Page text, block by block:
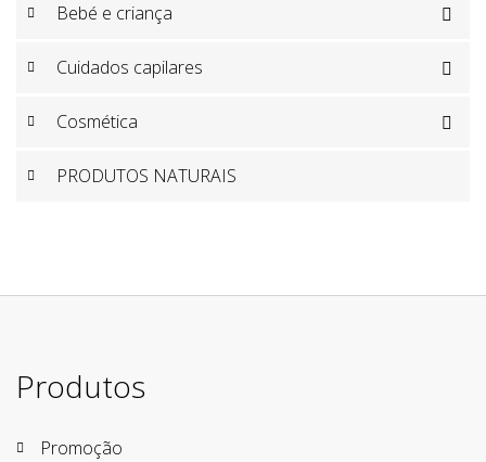
Bebé e criança 
Cuidados capilares 
Cosmética 
PRODUTOS NATURAIS
Produtos
Promoção